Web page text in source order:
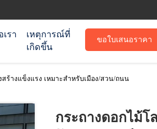
รา
เหตุการณ์ที่
เกิดขึ้น
ขอใบเสนอราคา
ร้างแข็งแรง เหมาะสำหรับเมือง/สวน/ถนน
กระถางดอกไม้โ